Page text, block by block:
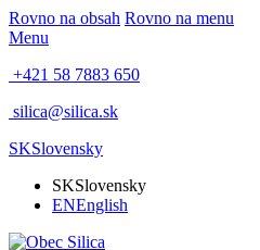
Rovno na obsah Rovno na menu
Menu
+421 58 7883 650
silica@silica.sk
SKSlovensky
SKSlovensky
ENEnglish